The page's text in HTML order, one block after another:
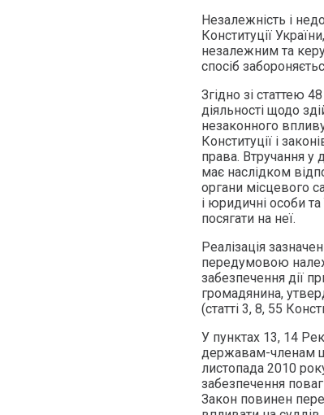
Незалежність і
Конституції
незалежним та
спосіб
Згідно зі статтею
діяльності щодо
незаконного
Конституції і
права. Втручання у
має наслідком
органи місцевого
і юридичні особи та
посягати на неї.
Реалізація
передумовою
забезпечення дії
громадянина,
(статті 3, 8, 55
У пунктах 13, 14
державам-членам
листопада 2010
забезпечення
Закон повинен